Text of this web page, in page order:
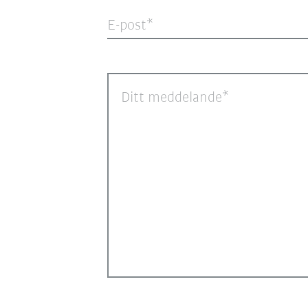
E-post
Ditt meddelande